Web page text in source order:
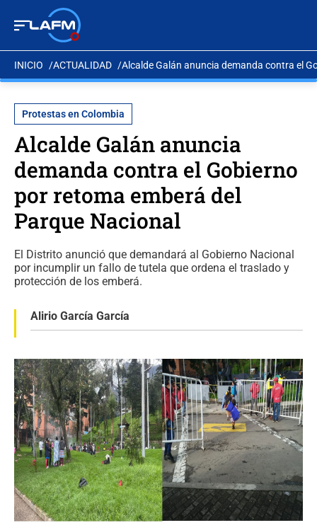
INICIO ACTUALIDAD Alcalde Galán anuncia demanda contra el
Protestas en Colombia
Alcalde Galán anuncia
demanda contra el Gobierno
por retoma emberá del
Parque Nacional
El Distrito anunció que demandará al Gobierno Nacional
por incumplir un fallo de tutela que ordena el traslado y
protección de los emberá.
Alirio García García